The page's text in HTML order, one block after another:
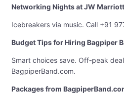
Networking Nights at JW
Icebreakers via music. Call +91
Budget Tips for Hiring Bagpiper
Smart choices save. Off-peak
BagpiperBand.com.
Packages from